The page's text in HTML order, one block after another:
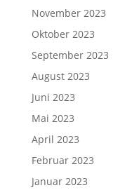
November 2023
Oktober 2023
September 2023
August 2023
Juni 2023
Mai 2023
April 2023
Februar 2023
Januar 2023